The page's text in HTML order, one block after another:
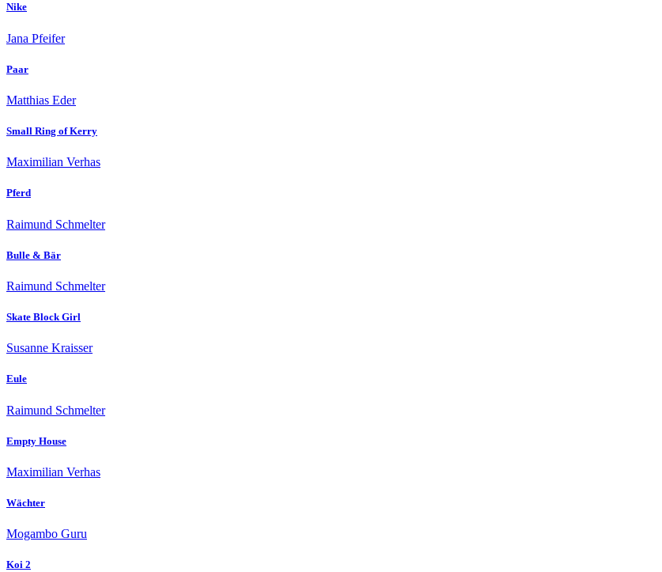
Nike
Jana Pfeifer
Paar
Matthias Eder
Small Ring of Kerry
Maximilian Verhas
Pferd
Raimund Schmelter
Bulle & Bär
Raimund Schmelter
Skate Block Girl
Susanne Kraisser
Eule
Raimund Schmelter
Empty House
Maximilian Verhas
Wächter
Mogambo Guru
Koi 2